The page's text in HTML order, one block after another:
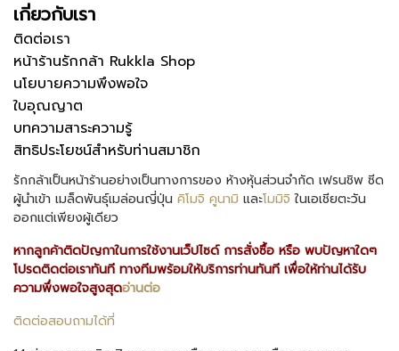
เกี่ยวกับเรา
ติดต่อเรา
หน้าร้านรักกล้า Rukkla Shop
นโยบายความพึงพอใจ
ใบอุณญาต
บทความสาระความรู้
สิทธิประโยชน์สำหรับท่านสมาชิก
รักกล้าเป็นหน้าร้านอย่างเป็นทางการของ ห้างหุ้นส่วนจำกัด เฟรนชิพ ซีด
ผู้นำเข้า เมล็ดพันธุ์เมล่อนญี่ปุ่น คิโมจิ คูนามิ และโมมิจิ ในเอเชียตะวัน
ออกแต่เพียงผู้เดียว
หากลูกค้าติดปัญกาในการใช้งานเว็ปไซด์ การสั่งซื้อ หรือ พบปัญหาใดๆ
โปรดติดต่อเราทันที ทางทีมพร้อมให้บริการท่านทันที เพื่อให้ท่านได้รับ
ความพึ่งพอใจสูงสุดอ่านต่อ
ติดต่อสอบถามได้ที่